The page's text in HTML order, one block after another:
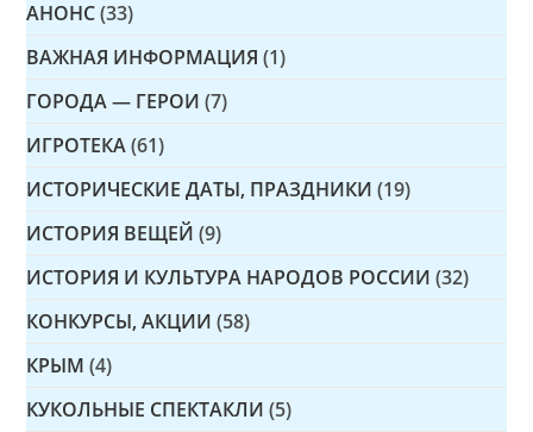
АНОНС (33)
ВАЖНАЯ ИНФОРМАЦИЯ (1)
ГОРОДА — ГЕРОИ (7)
ИГРОТЕКА (61)
ИСТОРИЧЕСКИЕ ДАТЫ, ПРАЗДНИКИ (19)
ИСТОРИЯ ВЕЩЕЙ (9)
ИСТОРИЯ И КУЛЬТУРА НАРОДОВ РОССИИ (32)
КОНКУРСЫ, АКЦИИ (58)
КРЫМ (4)
КУКОЛЬНЫЕ СПЕКТАКЛИ (5)